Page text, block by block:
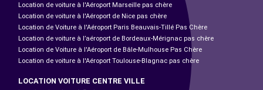
Location de voiture à l'Aéroport Marseille pas chère
Location de voiture à l'Aéroport de Nice pas chère
Location de Voiture à l'Aéroport Paris Beauvais-Tillé Pas Chère
Location de voiture à l’aéroport de Bordeaux-Mérignac pas chère
Location de Voiture à l'Aéroport de Bâle-Mulhouse Pas Chère
Location de voiture à l'Aéroport Toulouse-Blagnac pas chère
LOCATION VOITURE CENTRE VILLE